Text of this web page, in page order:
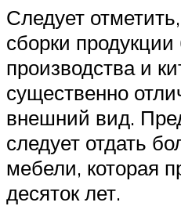
Следует
сборки продукции
производства и
существенно
внешний вид.
следует отдать
мебели, которая
десяток лет.